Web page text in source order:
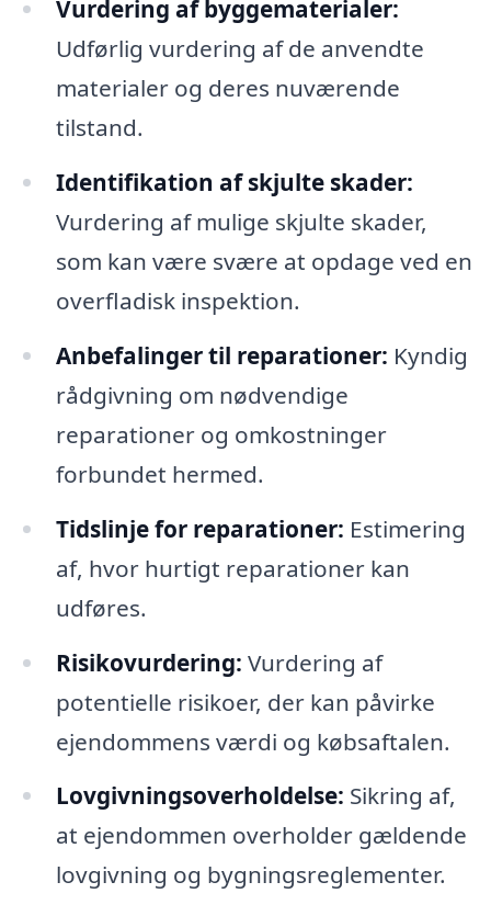
Vurdering af byggematerialer:
Udførlig vurdering af de anvendte
materialer og deres nuværende
tilstand.
Identifikation af skjulte skader:
Vurdering af mulige skjulte skader,
som kan være svære at opdage ved en
overfladisk inspektion.
Anbefalinger til reparationer: Kyndig
rådgivning om nødvendige
reparationer og omkostninger
forbundet hermed.
Tidslinje for reparationer: Estimering
af, hvor hurtigt reparationer kan
udføres.
Risikovurdering: Vurdering af
potentielle risikoer, der kan påvirke
ejendommens værdi og købsaftalen.
Lovgivningsoverholdelse: Sikring af,
at ejendommen overholder gældende
lovgivning og bygningsreglementer.